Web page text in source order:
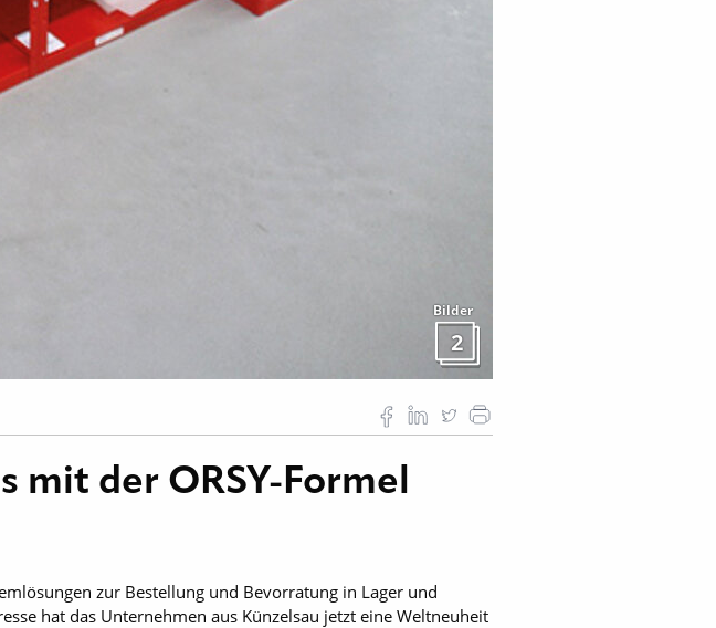
Bilder
2
mit der ORSY-Formel
zur Bestellung und Bevorratung in Lager und
hat das Unternehmen aus Künzelsau jetzt eine Weltneuheit